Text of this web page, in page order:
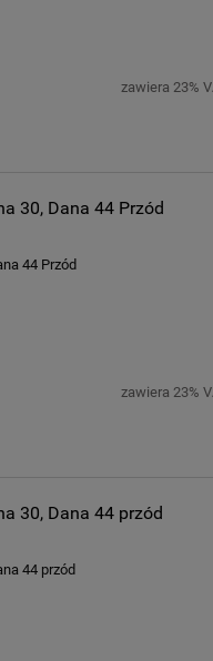
zawiera 23%
30, Dana 44 Przód
44 Przód
zawiera 23%
30, Dana 44 przód
44 przód